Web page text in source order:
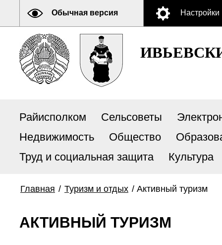
Обычная версия Настройки
Райисполком Сельсоветы
Недвижимость
Общество
Труд и социальная защита
Культура
Главная / Туризм и отдых / Активный туризм
АКТИВНЫЙ ТУРИЗМ